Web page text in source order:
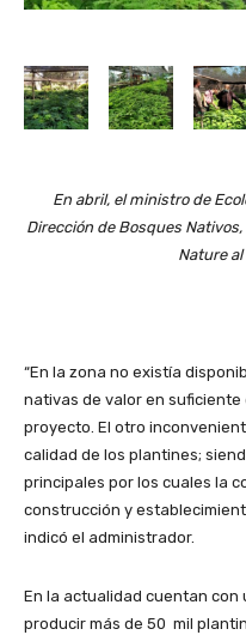
En abril, el ministro de
Dirección de Bosques
Nature
“En la zona no existía
nativas de valor en
proyecto. El otro
calidad de los plantines;
principales por los cuales la
construcción y
indicó el administrador.
En la actualidad cuentan
producir más de 50 mil